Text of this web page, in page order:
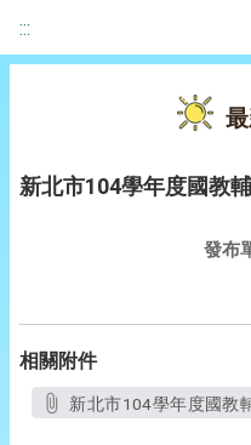
:::
新北市104學年度國教
發布
相關附件
新北市104學年度國教